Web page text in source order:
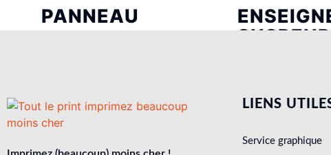
PANNEAU
Tôle tablette
Lettres découpées Alu
Lettres découpées Alu brossé
Triangulaire
LIENS
Service graphique